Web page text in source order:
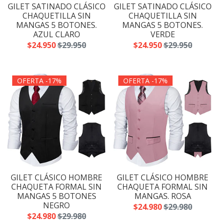
GILET SATINADO CLÁSICO
CHAQUETILLA SIN
MANGAS 5 BOTONES.
AZUL CLARO
$24.950$29.950
GILET SATINADO CLÁSICO
CHAQUETILLA SIN
MANGAS 5 BOTONES.
VERDE
$24.950$29.950
OFERTA -17%
GILET CLÁSICO HOMBRE
CHAQUETA FORMAL SIN
MANGAS 5 BOTONES
NEGRO
$24.980$29.980
OFERTA -17%
GILET CLÁSICO HOMBRE
CHAQUETA FORMAL SIN
MANGAS. ROSA
$24.980$29.980